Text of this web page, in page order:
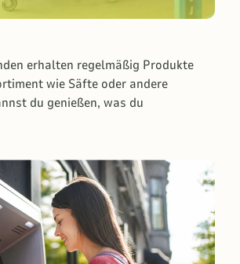
erhalten regelmäßig Produkte
wie Säfte oder andere
du genießen, was du